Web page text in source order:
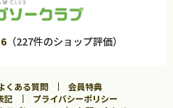
（227件のショップ評価）
くある質問
会員特典
記
プライバシーポリシー